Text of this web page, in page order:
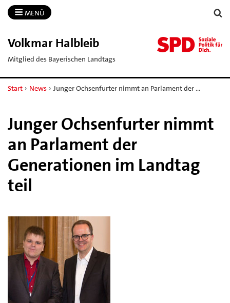
MENÜ
Volkmar Halbleib
Mitglied des Bayerischen Landtags
Start › News › Junger Ochsenfurter nimmt an Parlament der …
Junger Ochsenfurter nimmt
an Parlament der
Generationen im Landtag
teil